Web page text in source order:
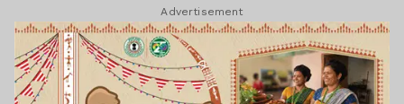
Advertisement